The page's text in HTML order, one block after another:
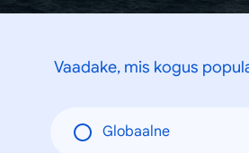
Vaadake, mis kogus
Globaalne